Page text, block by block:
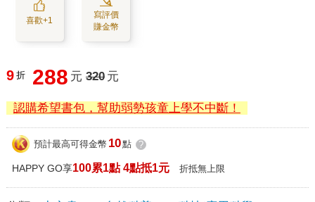
喜歡+1
寫評價
賺金幣
9 折 288 元 320 元
認購希望書包，幫助弱勢孩童上學不中斷！
預計最高可得金幣 10點 ?
HAPPY GO享100累1點 4點抵1元 折抵無上限